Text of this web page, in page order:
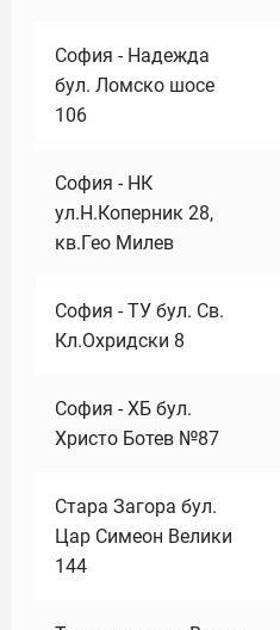
София - Надежда
бул. Ломско шосе
106
София - НК
ул.Н.Коперник 28,
кв.Гео Милев
София - ТУ бул. Св.
Кл.Охридски 8
София - ХБ бул.
Христо Ботев №87
Стара Загора бул.
Цар Симеон Велики
144